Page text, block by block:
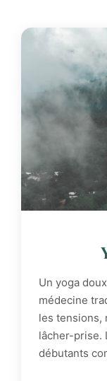
Un yoga
médecine
les tensions,
lâcher-prise.
débutants